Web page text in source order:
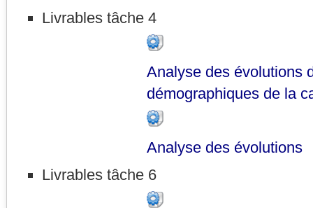
Livrables tâche 4
Analyse des évolutions
démographiques de la
Analyse des évolutions
Livrables tâche 6